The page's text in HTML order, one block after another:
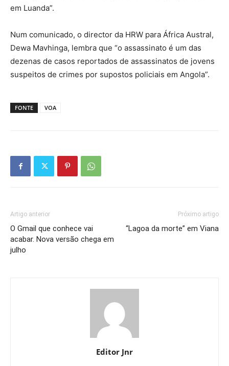
em Luanda”.
Num comunicado, o director da HRW para África Austral,
Dewa Mavhinga, lembra que “o assassinato é um das
dezenas de casos reportados de assassinatos de jovens
suspeitos de crimes por supostos policiais em Angola”.
FONTE VOA
Artigo anterior
O Gmail que conhece vai
acabar. Nova versão chega em
julho
Próximo artigo
“Lagoa da morte” em Viana
Editor Jnr